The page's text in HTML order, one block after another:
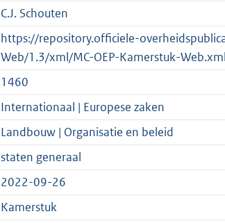
2
K
b
:
2
K
b
C.J. Schouten
https://repository.officiele-
Web/1.3/xml/MC-OEP-Kamerstuk-Web.xml
1460
Internationaal | Europese zaken
Landbouw | Organisatie en beleid
staten generaal
2022-09-26
Kamerstuk